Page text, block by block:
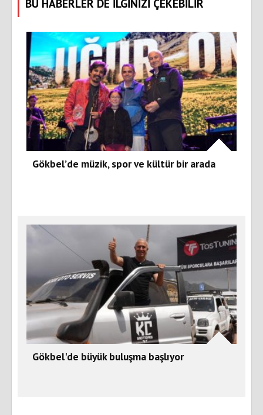
BU HABERLER DE İLGİNİZİ ÇEKEBİLİR
Gökbel’de müzik, spor ve kültür bir arada
Gökbel'de büyük buluşma başlıyor